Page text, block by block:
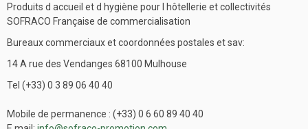
Produits d accueil et d hygiène pour l hôtellerie et collectivités
SOFRACO Française de commercialisation
Bureaux commerciaux et coordonnées postales et sav:
14 A rue des Vendanges 68100 Mulhouse
Tel (+33) 0 3 89 06 40 40
Mobile de permanence : (+33) 0 6 60 89 40 40